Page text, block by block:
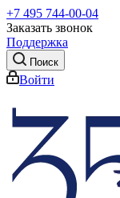
+7 495 744-00-04
Заказать звонок
Поддержка
Поиск
Войти